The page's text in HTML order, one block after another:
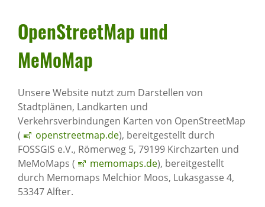
Open­StreetMap und
MeMoMap
Unsere Website nutzt zum Darstellen von
Stadtplänen, Landkarten und
Verkehrsverbindungen Karten von OpenStreetMap
(
openstreetmap.de), bereitgestellt durch
FOSSGIS e.V., Römerweg 5, 79199 Kirchzarten und
MeMoMaps (
memomaps.de), bereitgestellt
durch Memomaps Melchior Moos, Lukasgasse 4,
53347 Alfter.